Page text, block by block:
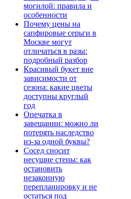
могилой: правила и
особенности
Почему цены на
сапфировые серьги в
Москве могут
отличаться в разы:
подробный разбор
Красивый букет вне
зависимости от
сезона: какие цветы
доступны круглый
год
Опечатка в
завещании: можно ли
потерять наследство
из-за одной буквы?
Сосед сносит
несущие стены: как
остановить
незаконную
перепланировку и не
остаться под